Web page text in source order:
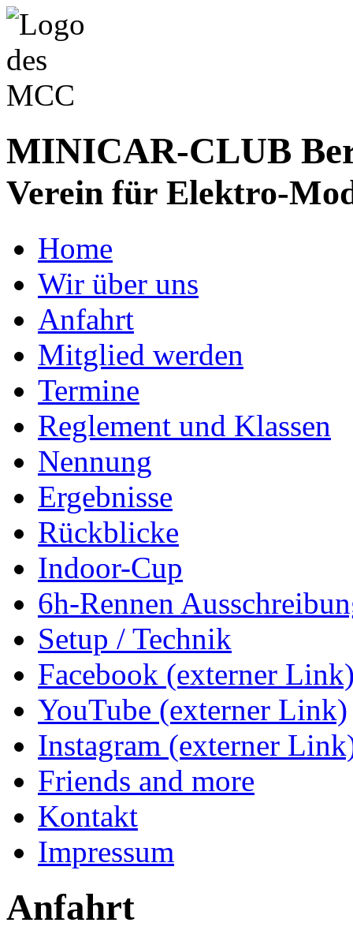
MINICAR-CLUB
Verein für Elektro-
Home
Wir über uns
Anfahrt
Mitglied werden
Termine
Reglement und Klassen
Nennung
Ergebnisse
Rückblicke
Indoor-Cup
6h-Rennen
Setup / Technik
Facebook (externer
YouTube (externer Link)
Instagram (externer
Friends and more
Kontakt
Impressum
Anfahrt